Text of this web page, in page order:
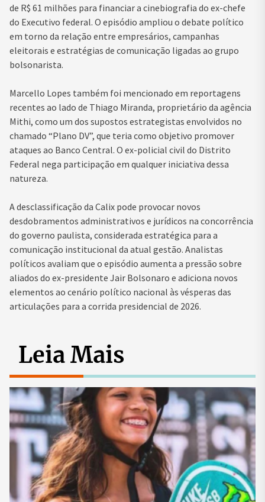
de R$ 61 milhões para financiar a cinebiografia do ex-chefe
do Executivo federal. O episódio ampliou o debate político
em torno da relação entre empresários, campanhas
eleitorais e estratégias de comunicação ligadas ao grupo
bolsonarista.
Marcello Lopes também foi mencionado em reportagens
recentes ao lado de Thiago Miranda, proprietário da agência
Mithi, como um dos supostos estrategistas envolvidos no
chamado “Plano DV”, que teria como objetivo promover
ataques ao Banco Central. O ex-policial civil do Distrito
Federal nega participação em qualquer iniciativa dessa
natureza.
A desclassificação da Calix pode provocar novos
desdobramentos administrativos e jurídicos na concorrência
do governo paulista, considerada estratégica para a
comunicação institucional da atual gestão. Analistas
políticos avaliam que o episódio aumenta a pressão sobre
aliados do ex-presidente Jair Bolsonaro e adiciona novos
elementos ao cenário político nacional às vésperas das
articulações para a corrida presidencial de 2026.
Leia Mais